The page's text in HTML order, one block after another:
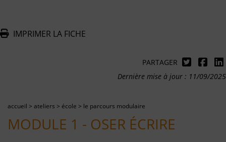
IMPRIMER LA FICHE
PARTAGER
Dernière mise à jour : 11/09/2025
accueil > ateliers > école > le parcours modulaire
MODULE 1 - OSER ÉCRIRE